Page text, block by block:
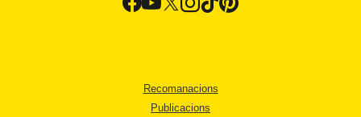
Recomanacions
Publicacions